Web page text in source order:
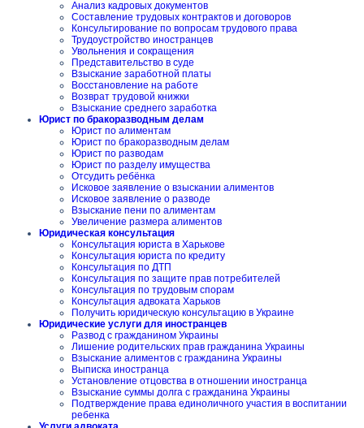
Анализ кадровых документов
Составление трудовых контрактов и договоров
Консультирование по вопросам трудового права
Трудоустройство иностранцев
Увольнения и сокращения
Представительство в суде
Взыскание заработной платы
Восстановление на работе
Возврат трудовой книжки
Взыскание среднего заработка
Юрист по бракоразводным делам
Юрист по алиментам
Юрист по бракоразводным делам
Юрист по разводам
Юрист по разделу имущества
Отсудить ребёнка
Исковое заявление о взыскании алиментов
Исковое заявление о разводе
Взыскание пени по алиментам
Увеличение размера алиментов
Юридическая консультация
Консультация юриста в Харькове
Консультация юриста по кредиту
Консультация по ДТП
Консультация по защите прав потребителей
Консультация по трудовым спорам
Консультация адвоката Харьков
Получить юридическую консультацию в Украине
Юридические услуги для иностранцев
Развод с гражданином Украины
Лишение родительских прав гражданина Украины
Взыскание алиментов с гражданина Украины
Выписка иностранца
Установление отцовства в отношении иностранца
Взыскание суммы долга с гражданина Украины
Подтверждение права единоличного участия в воспитании
ребенка